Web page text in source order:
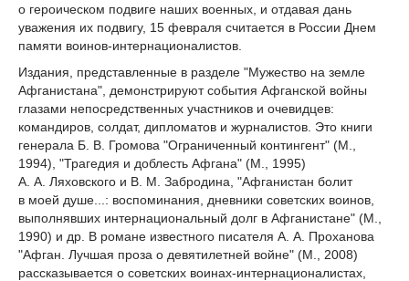
о героическом подвиге наших военных, и отдавая дань
уважения их подвигу, 15 февраля считается в России Днем
памяти воинов-интернационалистов.
Издания, представленные в разделе "Мужество на земле
Афганистана", демонстрируют события Афганской войны
глазами непосредственных участников и очевидцев:
командиров, солдат, дипломатов и журналистов. Это книги
генерала Б. В. Громова "Ограниченный контингент" (М.,
1994), "Трагедия и доблесть Афгана" (М., 1995)
А. А. Ляховского и В. М. Забродина, "Афганистан болит
в моей душе...: воспоминания, дневники советских воинов,
выполнявших интернациональный долг в Афганистане" (М.,
1990) и др. В романе известного писателя А. А. Проханова
"Афган. Лучшая проза о девятилетней войне" (М., 2008)
рассказывается о советских воинах-интернационалистах,